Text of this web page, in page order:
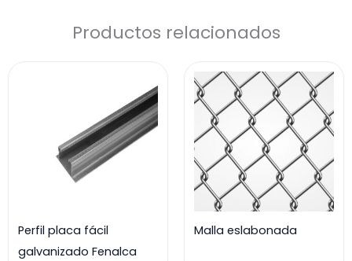
Productos relacionados
Perfil placa fácil
galvanizado Fenalca
Malla eslabonada